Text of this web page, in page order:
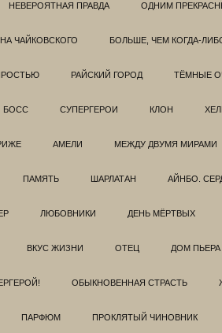
НЕВЕРОЯТНАЯ ПРАВДА ОДНИМ
ЧАЙКОВСКОГО БОЛЬШЕ, ЧЕМ КОГДА-
РАЙСКИЙ ГОРОД ТЁМНЫЕ
БОСС СУПЕРГЕРОИ КЛОН
АМЕЛИ МЕЖДУ ДВУМЯ МИРАМИ
ПАМЯТЬ ШАРЛАТАН АЙНБО.
ЛЮБОВНИКИ ДЕНЬ МЁРТВЫХ
ВКУС ЖИЗНИ ОТЕЦ ДОМ ПЬЕРА
ОБЫКНОВЕННАЯ СТРАСТЬ
ПАРФЮМ ПРОКЛЯТЫЙ ЧИНОВНИК